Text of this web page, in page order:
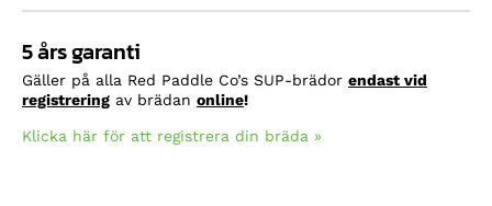
5 års garanti
Gäller på alla Red Paddle Co’s SUP-brädor endast vid
registrering av brädan online!
Klicka här för att registrera din bräda »